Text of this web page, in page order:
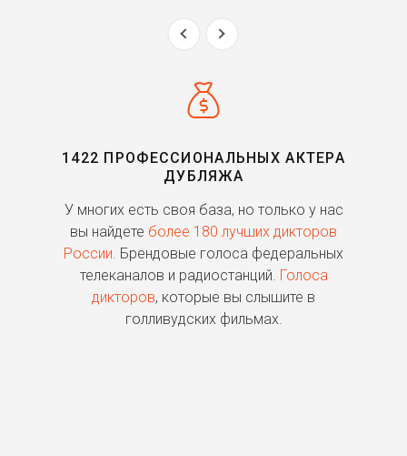
1422 ПРОФЕССИОНАЛЬНЫХ АКТЕРА
ДУБЛЯЖА
У многих есть своя база, но только у нас
вы найдете более 180 лучших дикторов
России. Брендовые голоса федеральных
телеканалов и радиостанций. Голоса
дикторов, которые вы слышите в
голливудских фильмах.